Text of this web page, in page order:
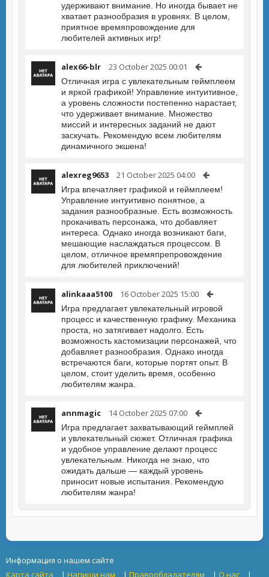
удерживают внимание. Но иногда бывает не
хватает разнообразия в уровнях. В целом,
приятное времяпровождение для
любителей активных игр!
alex66-blr 23 October 2025 00:01
Отличная игра с увлекательным геймплеем
и яркой графикой! Управление интуитивное,
а уровень сложности постепенно нарастает,
что удерживает внимание. Множество
миссий и интересных заданий не дают
заскучать. Рекомендую всем любителям
динамичного экшена!
alexreg9653 21 October 2025 04:00
Игра впечатляет графикой и геймплеем!
Управление интуитивно понятное, а
задания разнообразные. Есть возможность
прокачивать персонажа, что добавляет
интереса. Однако иногда возникают баги,
мешающие наслаждаться процессом. В
целом, отличное времяпрепровождение
для любителей приключений!
alinkaaa5100 16 October 2025 15:00
Игра предлагает увлекательный игровой
процесс и качественную графику. Механика
проста, но затягивает надолго. Есть
возможность кастомизации персонажей, что
добавляет разнообразия. Однако иногда
встречаются баги, которые портят опыт. В
целом, стоит уделить время, особенно
любителям жанра.
annmagic 14 October 2025 07:00
Игра предлагает захватывающий геймплей
и увлекательный сюжет. Отличная графика
и удобное управление делают процесс
увлекательным. Никогда не знаю, что
ожидать дальше — каждый уровень
приносит новые испытания. Рекомендую
любителям жанра!
Информация о нашем сайте
Карта сайта
| Напиши нам | Правообладателям | О нас |